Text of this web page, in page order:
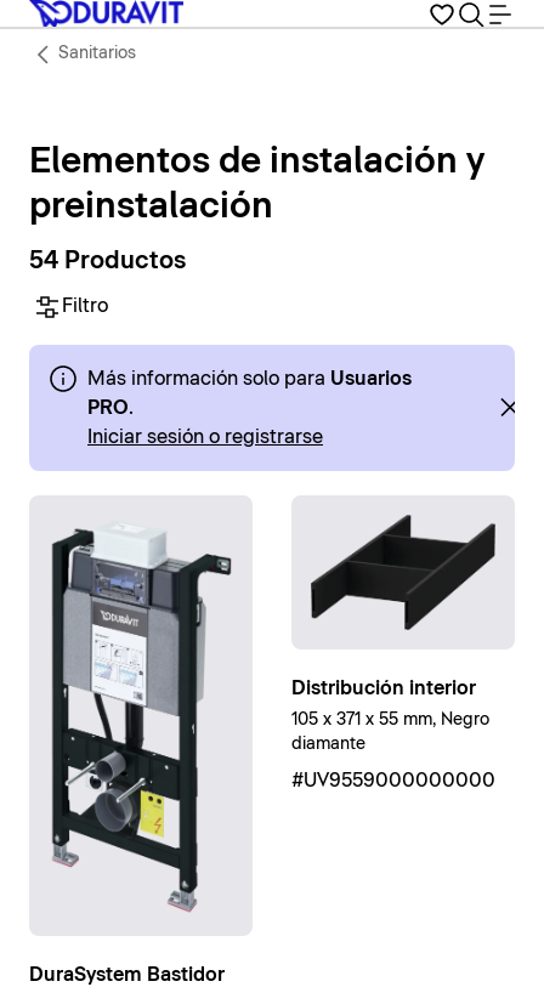
Sanitarios
Elementos de instalación y
preinstalación
54 Productos
Filtro
Más información solo para Usuarios
PRO.
Iniciar sesión o registrarse
DuraSystem Bastidor
Distribución interior
105 x 371 x 55 mm, Negro
diamante
#UV9559000000000